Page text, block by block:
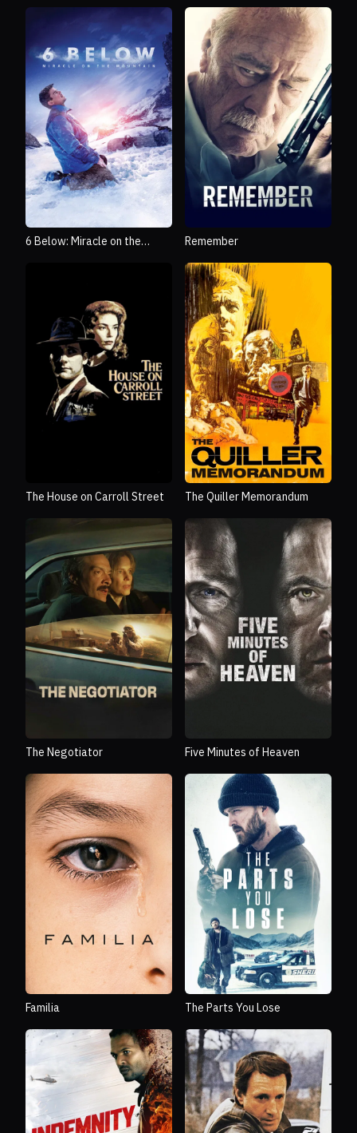
6 Below: Miracle on the
Remember
The House on Carroll Street The Quiller Memorandum
The Negotiator Five Minutes of Heaven
Familia The Parts You Lose